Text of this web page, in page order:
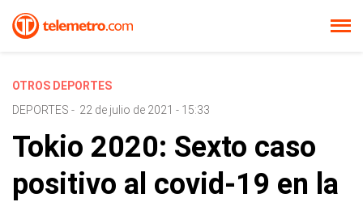
OTROS DEPORTES
DEPORTES - 22 de julio de 2021 - 15:33
Tokio 2020: Sexto caso
positivo al covid-19 en la